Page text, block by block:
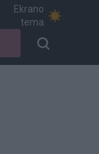
Ekrano
tema